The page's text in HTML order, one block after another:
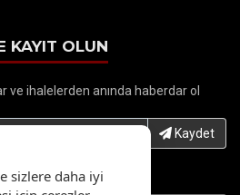
KAYIT OLUN
ve ihalelerden anında haberdar ol
Kaydet
sizlere daha iyi